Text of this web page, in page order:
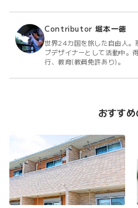
Contributor 堀本一徳
世界24カ国を旅した自由人。
ブデザイナーとして活動中。
行、教育(教員免許あり)。
おすす